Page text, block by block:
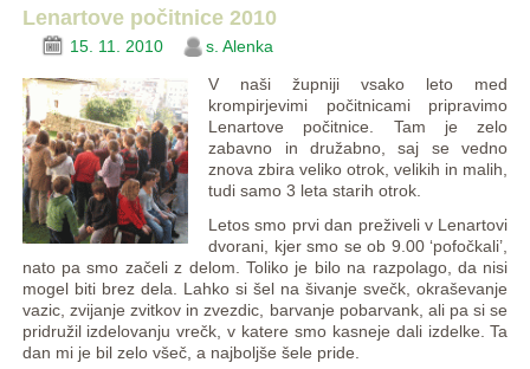
Lenartove počitnice 2010
15. 11. 2010
s. Alenka
V naši župniji vsako leto med
krompirjevimi počitnicami pripravimo
Lenartove počitnice. Tam je zelo
zabavno in družabno, saj se vedno
znova zbira veliko otrok, velikih in malih,
tudi samo 3 leta starih otrok.
Letos smo prvi dan preživeli v Lenartovi
dvorani, kjer smo se ob 9.00 ‘pofočkali’,
nato pa smo začeli z delom. Toliko je bilo na razpolago, da nisi
mogel biti brez dela. Lahko si šel na šivanje svečk, okraševanje
vazic, zvijanje zvitkov in zvezdic, barvanje pobarvank, ali pa si se
pridružil izdelovanju vrečk, v katere smo kasneje dali izdelke. Ta
dan mi je bil zelo všeč, a najboljše šele pride.